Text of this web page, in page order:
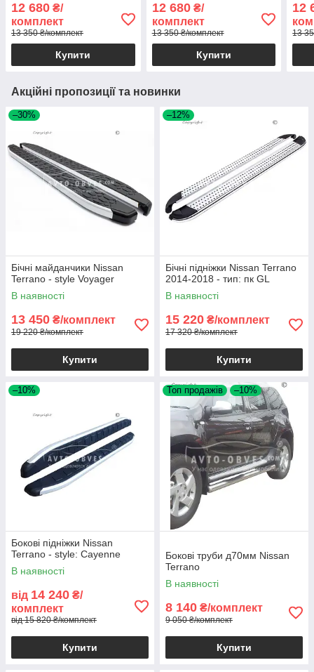
12 680 ₴/
комплект
13 350 ₴/комплект
Купити
12 680₴/
комплект
13 350 ₴/комплект
Купити
12
13
Акційні пропозиції та новинки
–30%
Бічні майданчики Nissan
Terrano - style Voyager
В наявності
13 450 ₴/комплект
19 220 ₴/комплект
Купити
–12%
Бічні підніжки Nissan Terrano
2014-2018 - тип: пк GL
В наявності
15 220 ₴/комплект
17 320 ₴/комплект
Купити
–10%
Бокові підніжки Nissan
Terrano - style: Cayenne
В наявності
від 14 240 ₴/
комплект
від 15 820 ₴/комплект
Купити
Топ продажів –10%
Бокові труби д70мм Nissan
Terrano
В наявності
8 140 ₴/комплект
9 050 ₴/комплект
Купити